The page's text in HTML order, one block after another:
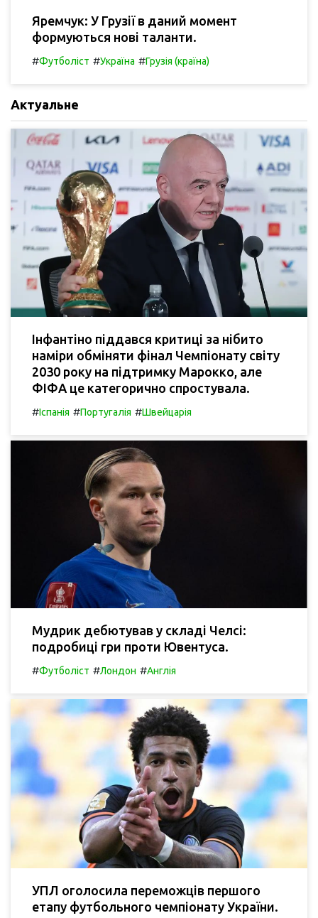
Яремчук: У Грузії в даний момент
формуються нові таланти.
#Футболіст #Україна #Грузія (країна)
Актуальне
Інфантіно піддався критиці за нібито
наміри обміняти фінал Чемпіонату світу
2030 року на підтримку Марокко, але
ФІФА це категорично спростувала.
#Іспанія #Португалія #Швейцарія
Мудрик дебютував у складі Челсі:
подробиці гри проти Ювентуса.
#Футболіст #Лондон #Англія
УПЛ оголосила переможців першого
етапу футбольного чемпіонату України.